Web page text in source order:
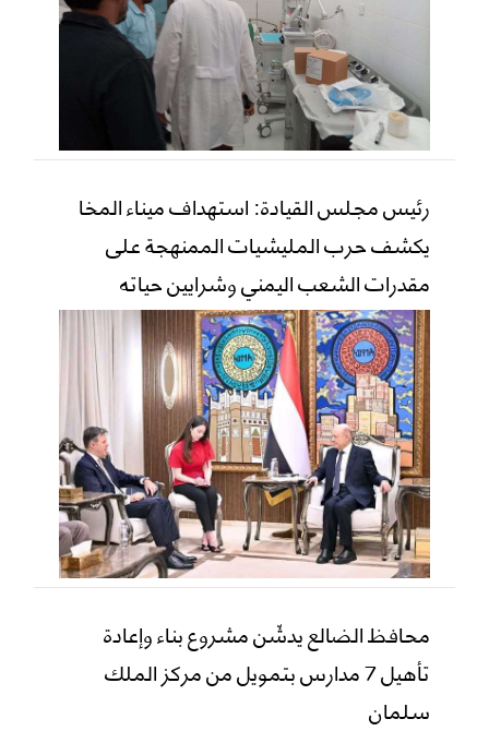
رئيس مجلس القيادة: استهداف ميناء المخا
يكشف حرب المليشيات الممنهجة على
مقدرات الشعب اليمني وشرايين حياته
محافظ الضالع يدشّن مشروع بناء وإعادة
تأهيل 7 مدارس بتمويل من مركز الملك
سلمان